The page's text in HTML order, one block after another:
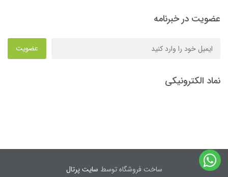
عضویت در خبرنامه
عضویت
نماد الکترونیکی
ساخت فروشگاه توسط سایت پرتال